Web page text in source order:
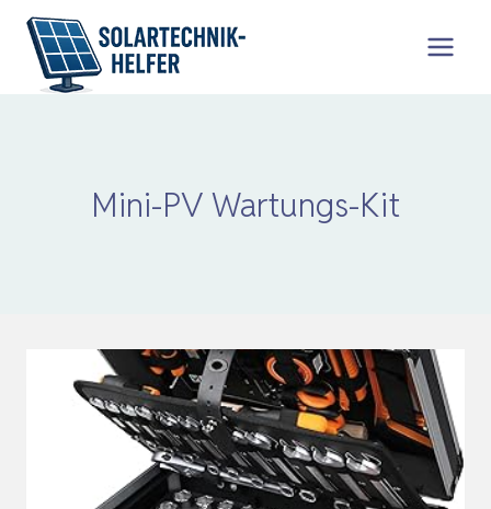
Zum
Inhalt
springen
Mini-PV Wartungs-Kit